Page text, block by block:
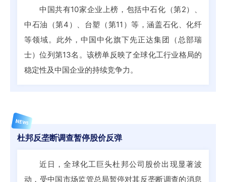
中国共有10家企业上榜，包括中石化（第2）、
中石油（第4）、台塑（第11）等，涵盖石化、化纤
等领域。此外，中国中化旗下先正达集团（总部瑞
士）位列第13名。该榜单反映了全球化工行业格局的
稳定性及中国企业的持续竞争力。
NEWS
杜邦反垄断调查暂停股价反弹
近日，全球化工巨头杜邦公司股价出现显著波
动，受中国市场监管总局暂停对其反垄断调查的消息